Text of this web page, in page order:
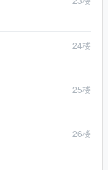
24楼
25楼
26楼